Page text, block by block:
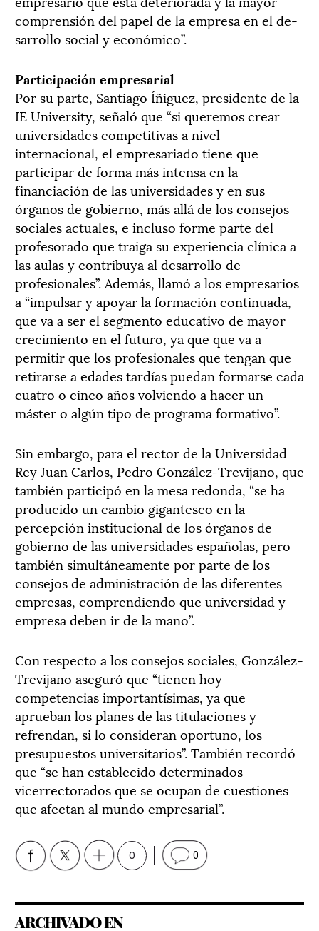
comprensión del papel de la empresa en el de-
sarrollo social y económico”.
Participación empresarial
Por su parte, Santiago Íñiguez, presidente de la
IE University, señaló que “si queremos crear
universidades competitivas a nivel
internacional, el empresariado tiene que
participar de forma más intensa en la
financiación de las universidades y en sus
órganos de gobierno, más allá de los consejos
sociales actuales, e incluso forme parte del
profesorado que traiga su experiencia clínica a
las aulas y contribuya al desarrollo de
profesionales”. Además, llamó a los empresarios
a “impulsar y apoyar la formación continuada,
que va a ser el segmento educativo de mayor
crecimiento en el futuro, ya que que va a
permitir que los profesionales que tengan que
retirarse a edades tardías puedan formarse cada
cuatro o cinco años volviendo a hacer un
máster o algún tipo de programa formativo”.
Sin embargo, para el rector de la Universidad
Rey Juan Carlos, Pedro González-Trevijano, que
también participó en la mesa redonda, “se ha
producido un cambio gigantesco en la
percepción institucional de los órganos de
gobierno de las universidades españolas, pero
también simultáneamente por parte de los
consejos de administración de las diferentes
empresas, comprendiendo que universidad y
empresa deben ir de la mano”.
Con respecto a los consejos sociales, González-
Trevijano aseguró que “tienen hoy
competencias importantísimas, ya que
aprueban los planes de las titulaciones y
refrendan, si lo consideran oportuno, los
presupuestos universitarios”. También recordó
que “se han establecido determinados
vicerrectorados que se ocupan de cuestiones
que afectan al mundo empresarial”.
0 0
ARCHIVADO EN